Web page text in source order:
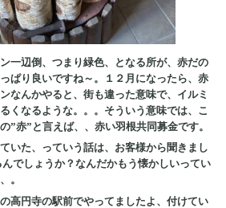
一辺倒、つまり緑色、となる所が、赤だの
ぱり良いですね～。１２月になったら、赤
なんかやると、街も違った意味で、イルミ
くなるような。。。そういう意味では、こ
”赤”と言えば、、赤い羽根共同募金です。
いた、っていう話は、お客様から聞きまし
でしょうか？なんだかもう懐かしいってい
。
高円寺の駅前でやってましたよ、付けてい